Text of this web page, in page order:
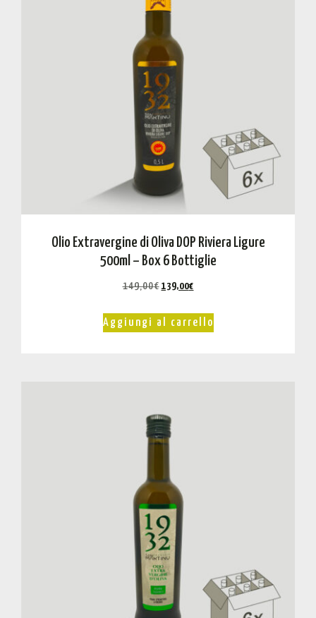
Olio Extravergine di Oliva DOP Riviera Ligure
500ml – Box 6 Bottiglie
149,00€ 139,00€
Aggiungi al carrello